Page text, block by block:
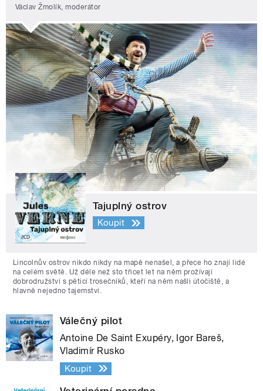
Václav Žmolík, moderátor
Tajuplný ostrov
Koupit
Lincolnův ostrov nikdo nikdy na mapě nenašel, a přece ho znají lidé
na celém světě. Už déle než sto třicet let na něm prožívají
dobrodružství s pěticí trosečníků, kteří na něm našli útočiště, a
hlavně nejedno tajemství.
Válečný pilot
Antoine De Saint Exupéry, Igor Bareš,
Vladimír Rusko
Koupit